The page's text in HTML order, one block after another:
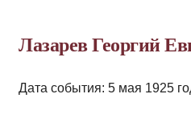
Лазарев Георгий
Дата события: 5 мая 1925